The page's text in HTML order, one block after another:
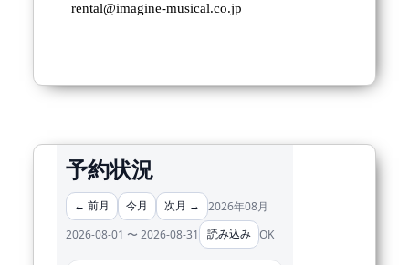
rental@imagine-musical.co.jp